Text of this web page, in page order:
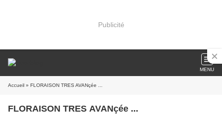
Publicité
MENU
Accueil » FLORAISON TRES AVANçée ...
FLORAISON TRES AVANçée ...